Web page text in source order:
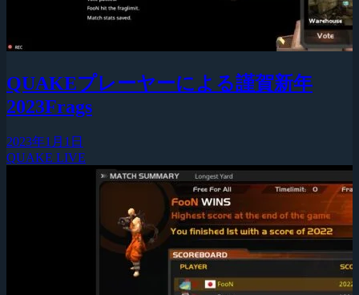
QUAKEプレーヤーによる謹賀新年
2023Frags
2023年1月1日
QUAKE LIVE